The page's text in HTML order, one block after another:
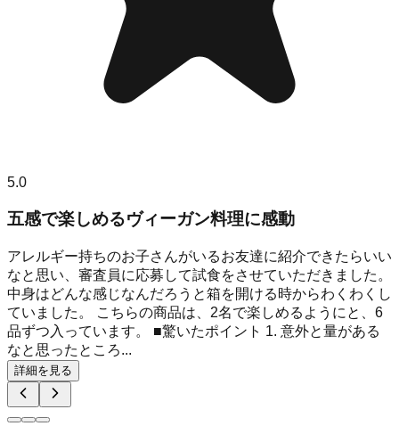
5.0
五感で楽しめるヴィーガン料理に感動
アレルギー持ちのお子さんがいるお友達に紹介できたらいい
なと思い、審査員に応募して試食をさせていただきました。
中身はどんな感じなんだろうと箱を開ける時からわくわくし
ていました。 こちらの商品は、2名で楽しめるようにと、6
品ずつ入っています。 ■驚いたポイント 1. 意外と量がある
なと思ったところ...
詳細を見る